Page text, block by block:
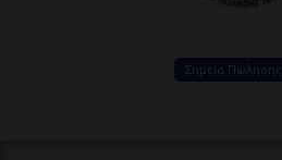
Σημεία Πώλησης